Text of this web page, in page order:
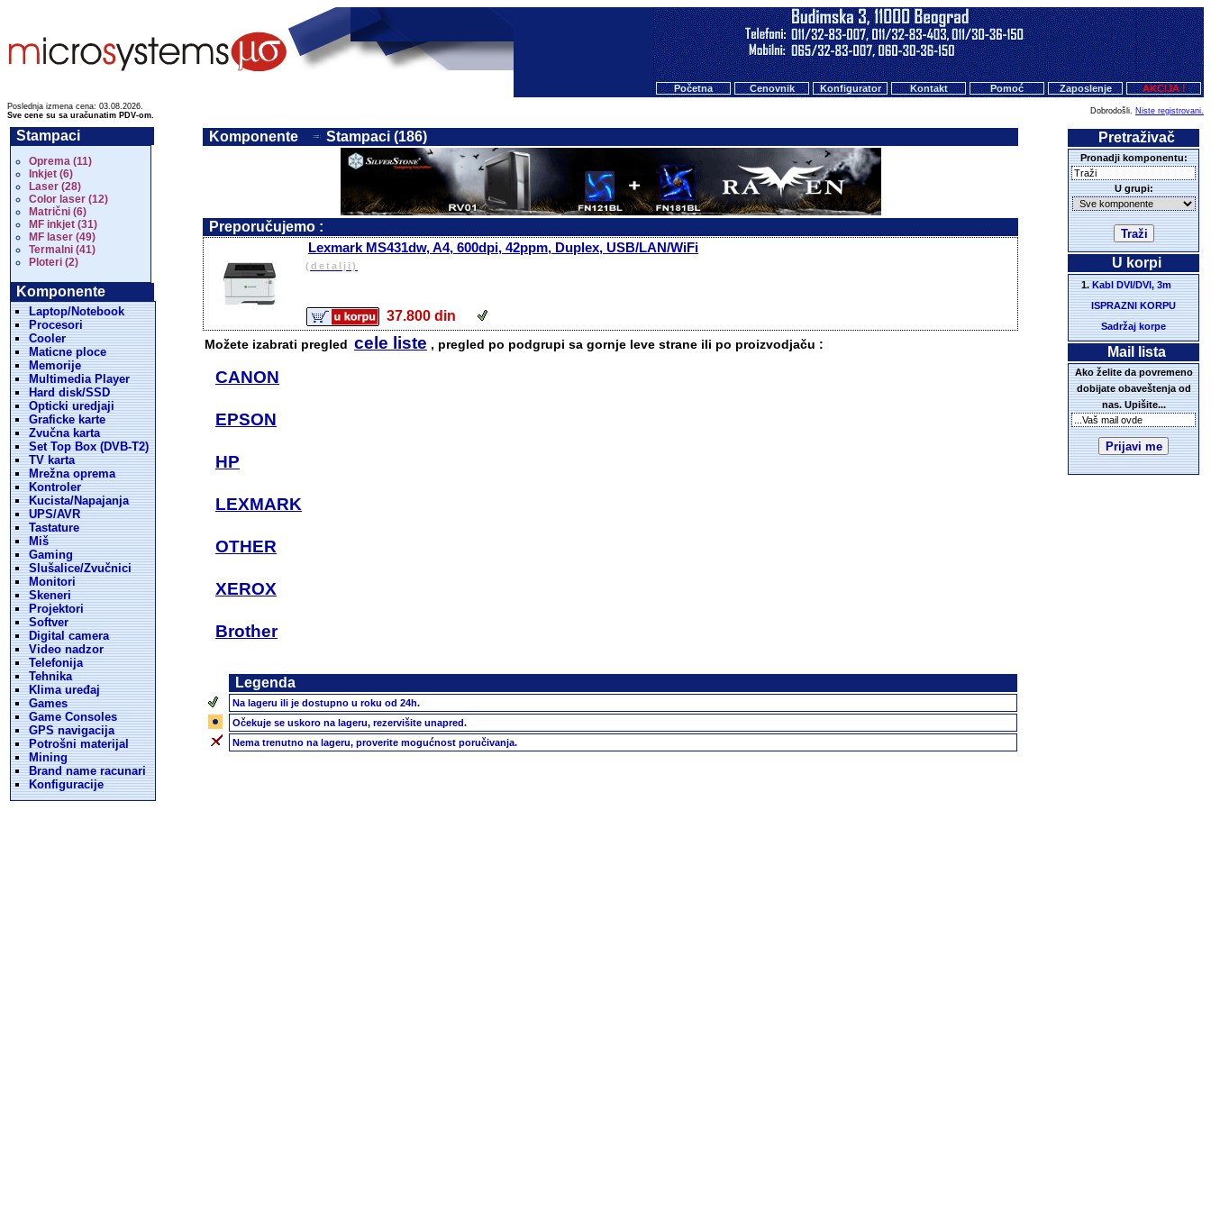
Početna Cenovnik Konfigurator Kontakt Pomoć Zaposlenje AKCIJA !
Poslednja izmena cena: 03.08.2026.
Sve cene su sa uračunatim PDV-om.
Dobrodošli. Niste registrovani.
Stampaci
Oprema (11)
Inkjet (6)
Laser (28)
Color laser (12)
Matrični (6)
MF inkjet (31)
MF laser (49)
Termalni (41)
Ploteri (2)
Komponente
Laptop/Notebook
Procesori
Cooler
Maticne ploce
Memorije
Multimedia Player
Hard disk/SSD
Opticki uredjaji
Graficke karte
Zvučna karta
Set Top Box (DVB-T2)
TV karta
Mrežna oprema
Kontroler
Kucista/Napajanja
UPS/AVR
Tastature
Miš
Gaming
Slušalice/Zvučnici
Monitori
Skeneri
Projektori
Softver
Digital camera
Video nadzor
Telefonija
Tehnika
Klima uređaj
Games
Game Consoles
GPS navigacija
Potrošni materijal
Mining
Brand name racunari
Konfiguracije
Komponente Stampaci (186)
Preporučujemo :
Lexmark MS431dw, A4, 600dpi, 42ppm, Duplex, USB/LAN/WiFi
(detalji)
37.800 din
Možete izabrati pregled cele liste , pregled po podgrupi sa gornje leve strane ili po proizvodjaču :
CANON
EPSON
HP
LEXMARK
OTHER
XEROX
Brother
Legenda
Na lageru ili je dostupno u roku od 24h.
Očekuje se uskoro na lageru, rezervišite unapred.
Nema trenutno na lageru, proverite mogućnost poručivanja.
Pretraživač
Pronadji komponentu:
U grupi:
U korpi
Kabl DVI/DVI, 3m
ISPRAZNI KORPU
Sadržaj korpe
Mail lista
Ako želite da povremeno
dobijate obaveštenja od
nas. Upišite...